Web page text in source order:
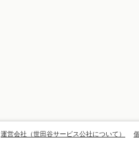
運営会社（世田谷サービス公社について）